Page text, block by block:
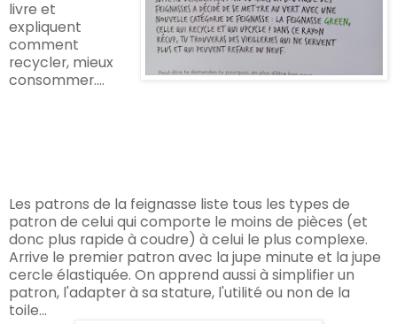
livre et
expliquent
comment
recycler, mieux
consommer....
Les patrons de la feignasse liste tous les types de
patron de celui qui comporte le moins de pièces (et
donc plus rapide à coudre) à celui le plus complexe.
Arrive le premier patron avec la jupe minute et la jupe
cercle élastiquée. On apprend aussi à simplifier un
patron, l'adapter à sa stature, l'utilité ou non de la
toile...